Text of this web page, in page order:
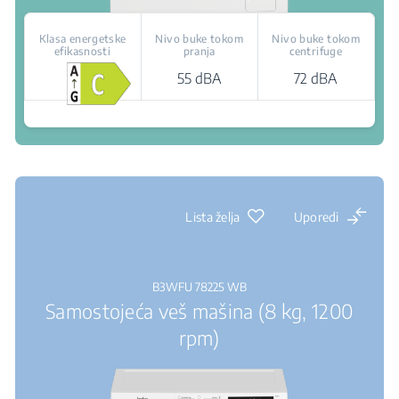
Klasa energetske
efikasnosti
Nivo buke tokom
pranja
55 dBA
Nivo buke tokom
centrifuge
72 dBA
Lista želja Uporedi
B3WFU 78225 WB
Samostojeća veš mašina (8 kg, 1200
rpm)